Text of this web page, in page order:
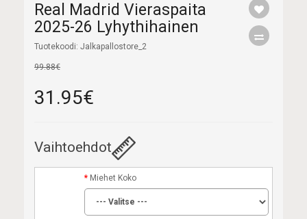
Real Madrid Vieraspaita
2025-26 Lyhythihainen
Tuotekoodi: Jalkapallostore_2
99.88€
31.95€
Vaihtoehdot
Miehet Koko